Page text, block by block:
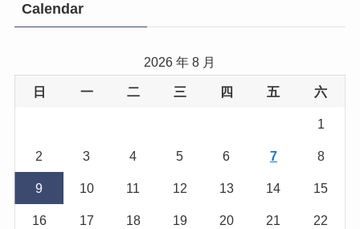
Calendar
2026 年 8 月
日 一 二 三 四 五 六
1
2 3 4 5 6 7 8
9 10 11 12 13 14 15
16 17 18 19 20 21 22